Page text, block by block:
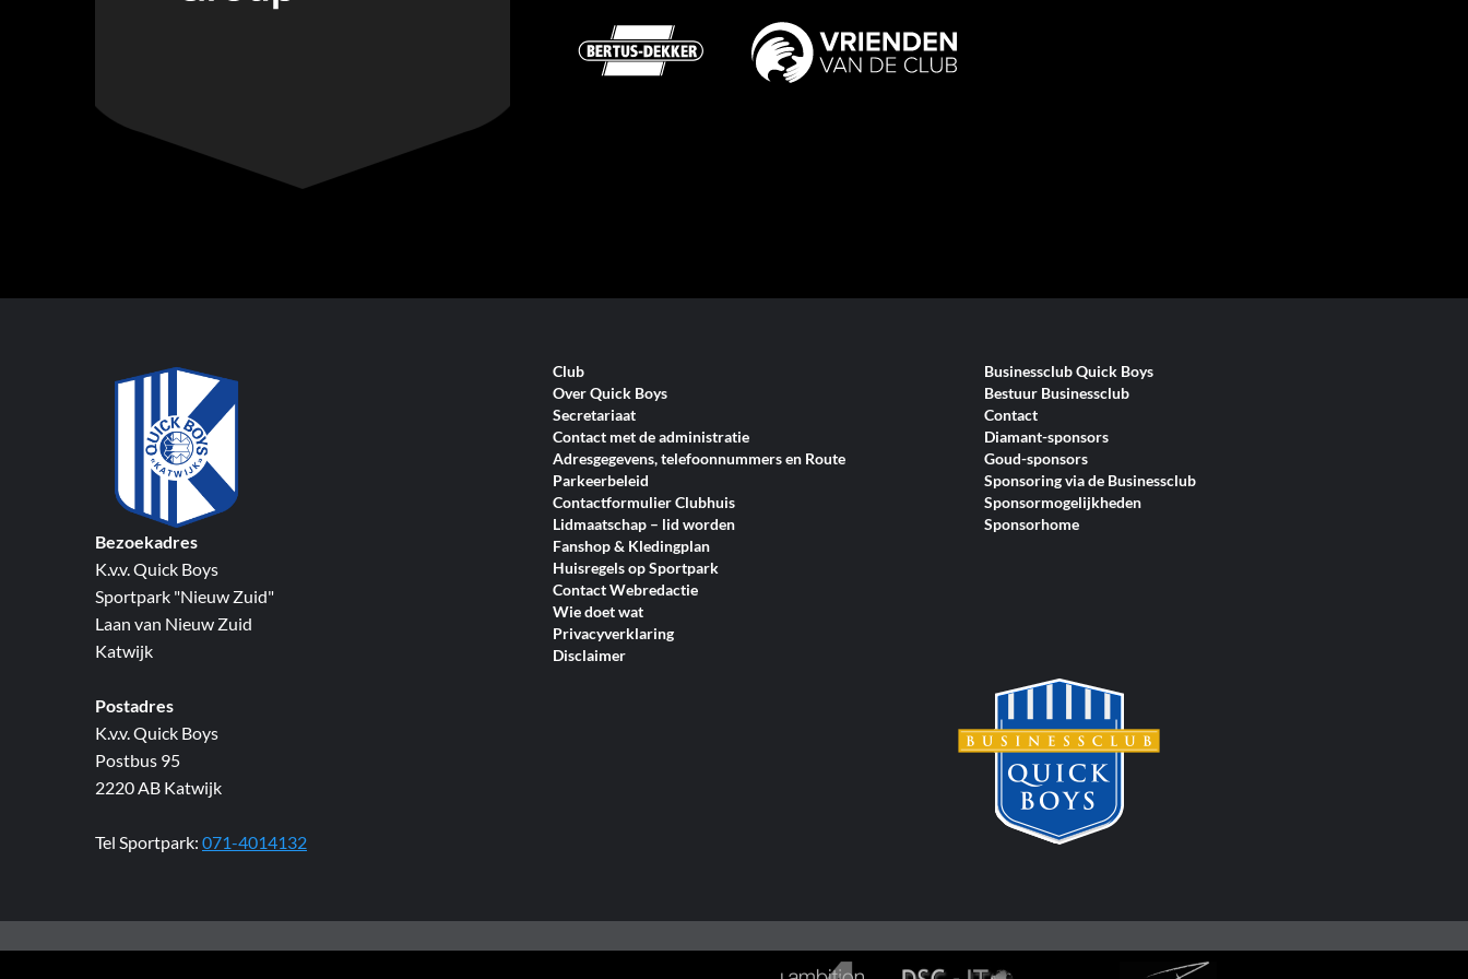
Bezoekadres
K.v.v. Quick Boys
Sportpark "Nieuw Zuid"
Laan van Nieuw Zuid
Katwijk
Postadres
K.v.v. Quick Boys
Postbus 95
2220 AB Katwijk
Tel Sportpark: 071-4014132
Club
Over Quick Boys
Secretariaat
Contact met de administratie
Adresgegevens, telefoonnummers en Route
Parkeerbeleid
Contactformulier Clubhuis
Lidmaatschap – lid worden
Fanshop & Kledingplan
Huisregels op Sportpark
Contact Webredactie
Wie doet wat
Privacyverklaring
Disclaimer
Businessclub Quick Boys
Bestuur Businessclub
Contact
Diamant-sponsors
Goud-sponsors
Sponsoring via de Businessclub
Sponsormogelijkheden
Sponsorhome